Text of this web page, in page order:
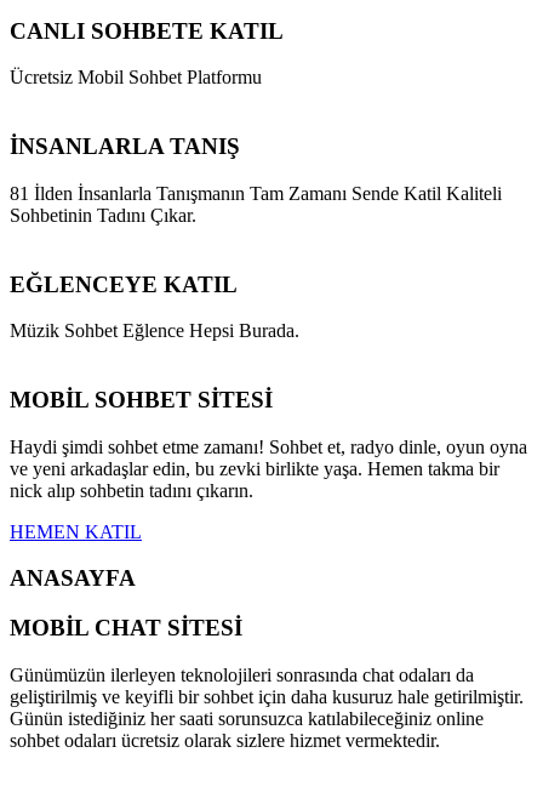
CANLI SOHBETE KATIL
Ücretsiz Mobil Sohbet Platformu
İNSANLARLA TANIŞ
81 İlden İnsanlarla Tanışmanın Tam Zamanı Sende Katil Kaliteli
Sohbetinin Tadını Çıkar.
EĞLENCEYE KATIL
Müzik Sohbet Eğlence Hepsi Burada.
MOBİL SOHBET SİTESİ
Haydi şimdi sohbet etme zamanı! Sohbet et, radyo dinle, oyun oyna
ve yeni arkadaşlar edin, bu zevki birlikte yaşa. Hemen takma bir
nick alıp sohbetin tadını çıkarın.
HEMEN KATIL
ANASAYFA
MOBİL CHAT SİTESİ
Günümüzün ilerleyen teknolojileri sonrasında chat odaları da
geliştirilmiş ve keyifli bir sohbet için daha kusuruz hale getirilmiştir.
Günün istediğiniz her saati sorunsuzca katılabileceğiniz online
sohbet odaları ücretsiz olarak sizlere hizmet vermektedir.